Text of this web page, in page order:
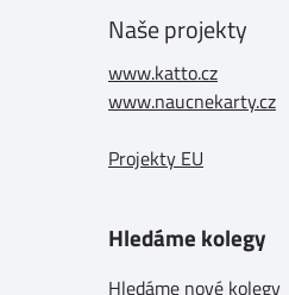
Naše projekty
www.katto.cz
www.naucnekarty.cz
Projekty EU
Hledáme kolegy
Hledáme nové kolegy